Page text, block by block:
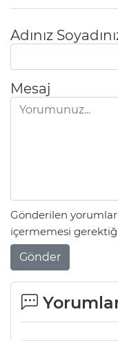
Adınız
Mesaj
Gönderilen
içermemesi
Gönder